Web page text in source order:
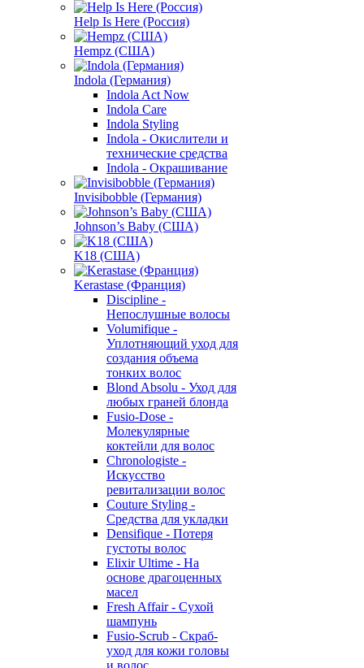
Help Is Here (Россия)
Hempz (США)
Indola (Германия)
Indola Act Now
Indola Care
Indola Styling
Indola - Окислители и
технические средства
Indola - Окрашивание
Invisibobble (Германия)
Johnson’s Baby (США)
K18 (США)
Kerastase (Франция)
Discipline -
Непослушные волосы
Volumifique -
Уплотняющий уход для
создания объема
тонких волос
Blond Absolu - Уход для
любых граней блонда
Fusio-Dose -
Молекулярные
коктейли для волос
Chronologiste -
Искусство
ревитализации волос
Couture Styling -
Средства для укладки
Densifique - Потеря
густоты волос
Elixir Ultime - На
основе драгоценных
масел
Fresh Affair - Сухой
шампунь
Fusio-Scrub - Скраб-
уход для кожи головы
и волос